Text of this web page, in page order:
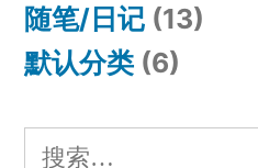
随笔/日记 (13)
默认分类 (6)
搜